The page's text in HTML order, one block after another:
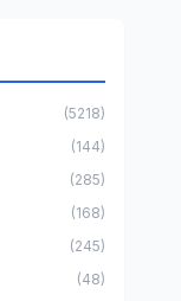
(5218)
(144)
(285)
(168)
(245)
(48)